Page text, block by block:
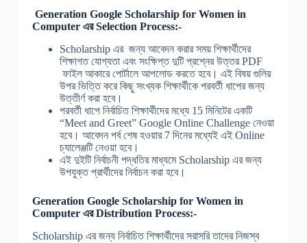
Generation Google Scholarship for Women in
Computerএর Selection Process:-
Scholarship এর জন্য আবেদন করার সময় শিক্ষার্থীদের
শিক্ষাগত যোগ্যতা এবং সংক্ষিপ্ত দুটি প্রশ্নের উত্তর PDF
ফাইল আকারে পোর্টালে আপলোড করতে হবে। এই বিষয় গুলির
উপর ভিত্তি করে কিছু সংখ্যক শিক্ষার্থীকে পরবর্তী ধাপের জন্য
উত্তীর্ণ করা হবে।
পরবর্তী ধাপে নির্বাচিত শিক্ষার্থীদের মধ্যে 15 মিনিটের একটি
“Meet and Greet” Google Online Challenge নেওয়া
হবে। আবেদন পর্ব শেষ হওয়ার 7 দিনের মধ্যেই এই Online
চ্যালেঞ্জটি নেওয়া হবে।
এই দুইটি নির্বাচনী পদ্ধতির মাধ্যমে Scholarship এর জন্য
উপযুক্ত প্রার্থীদের নির্বাচন করা হবে।
Generation Google Scholarship for Women in
Computerএর Distribution Process:-
Scholarship এর জন্য নির্বাচিত শিক্ষার্থীদের সরাসরি তাদের নিজস্ব